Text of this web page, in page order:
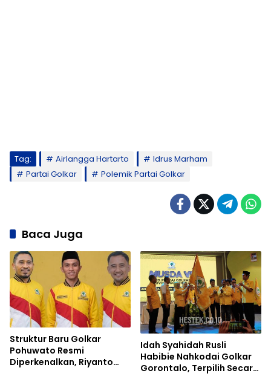
Tag: Airlangga Hartarto
Idrus Marham
Partai Golkar
Polemik Partai Golkar
Baca Juga
Struktur Baru Golkar
Pohuwato Resmi
Diperkenalkan, Riyanto
Idah Syahidah Rusli
Habibie Nahkodai Golkar
Gorontalo, Terpilih Secara